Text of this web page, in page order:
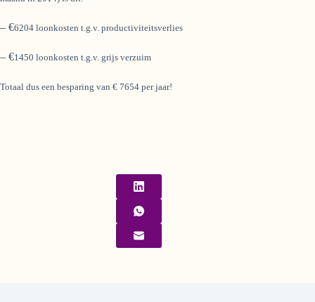
– €6204 loonkosten t.g.v. productiviteitsverlies
– €1450 loonkosten t.g.v. grijs verzuim
Totaal dus een besparing van € 7654 per jaar!